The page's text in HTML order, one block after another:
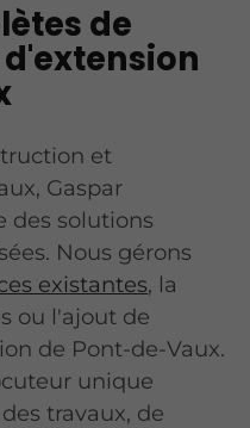
de
et
Gaspar
des solutions
Nous gérons
existantes, la
ou l'ajout de
de Pont-de-Vaux.
unique
travaux, de